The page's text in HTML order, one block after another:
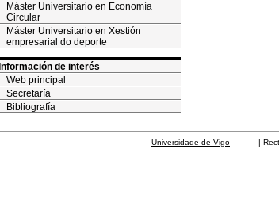
Máster Universitario en Economía
Circular
Máster Universitario en Xestión
empresarial do deporte
Información de interés
Web principal
Secretaría
Bibliografía
Universidade de Vigo |